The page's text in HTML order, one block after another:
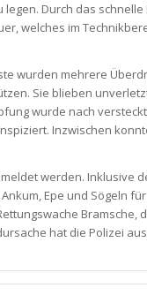
Durch das
welches im
wurden mehrere
Sie blieben
wurde nach
Inzwischen
werden. Inklusive
Epe und Sögeln
Bramsche,
hat die Polizei